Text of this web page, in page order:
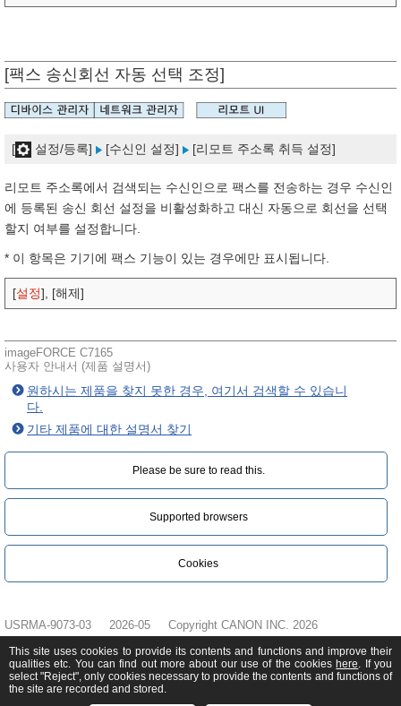
[팩스 송신회선 자동 선택 조정]
[ 설정/등록] [수신인 설정] [리모트 주소록 취득 설정]
리모트 주소록에서 검색되는 수신인으로 팩스를 전송하는 경우 수신인
에 등록된 송신 회선 설정을 비활성화하고 대신 자동으로 회선을 선택
할지 여부를 설정합니다.
* 이 항목은 기기에 팩스 기능이 있는 경우에만 표시됩니다.
[설정], [해제]
imageFORCE C7165
사용자 안내서 (제품 설명서)
원하시는 제품을 찾지 못한 경우, 여기서 검색할 수 있습니
다.
기타 제품에 대한 설명서 찾기
Please be sure to read this.‎
Supported browsers
Cookies
USRMA-9073-03 2026-05 Copyright CANON INC. 2026
This site uses cookies to provide its contents and functions and improve their
qualities etc. You can find out more about our use of the cookies here. If you
select "Reject", only cookies necessary to provide the contents and functions of
the site are recorded and stored.